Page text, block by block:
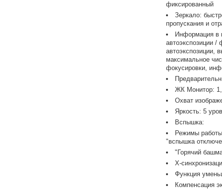
фиксированный
Зеркало:
пропускания и
Информация в
автоэкспозиции /
автоэкспозиции,
максимальное
фокусировки,
ЖК Монитор:
Охват
Яркость: 5
Вспышка:
Режимы
"вспышка
"Горячий
X-
Функция
Компенсация